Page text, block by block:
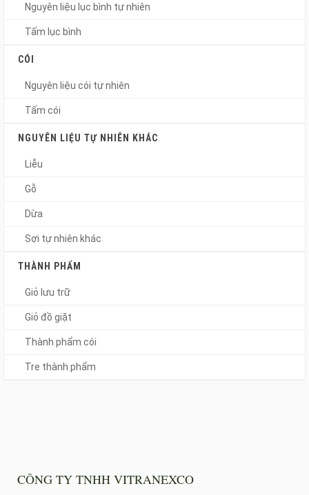
Nguyên liệu lục bình tự nhiên
Tấm lục bình
CÓI
Nguyên liệu cói tự nhiên
Tấm cói
NGUYÊN LIỆU TỰ NHIÊN KHÁC
Liễu
Gỗ
Dừa
Sợi tự nhiên khác
THÀNH PHẨM
Giỏ lưu trữ
Giỏ đồ giặt
Thành phẩm cói
Tre thành phẩm
CÔNG TY TNHH VITRANEXCO